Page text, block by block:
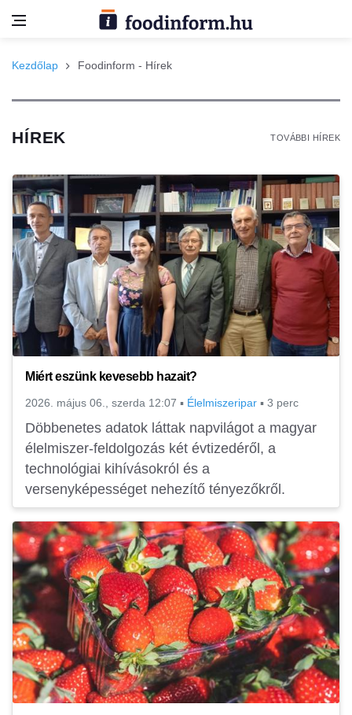
Kezdőlap Foodinform - Hírek
HÍREK TOVÁBBI HÍREK
Miért eszünk kevesebb hazait?
2026. május 06., szerda 12:07 ▪ Élelmiszeripar ▪ 3 perc
Döbbenetes adatok láttak napvilágot a magyar
élelmiszer-feldolgozás két évtizedéről, a
technológiai kihívásokról és a
versenyképességet nehezítő tényezőkről.